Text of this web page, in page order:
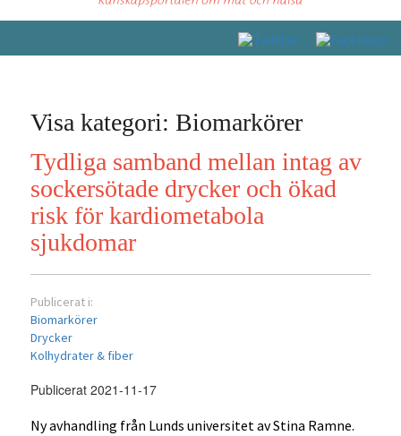
Visa kategori: Biomarkörer
Tydliga samband mellan intag av
sockersötade drycker och ökad
risk för kardiometabola
sjukdomar
Publicerat i:
Biomarkörer
Drycker
Kolhydrater & fiber
Publicerat 2021-11-17
Ny avhandling från Lunds universitet av Stina Ramne.